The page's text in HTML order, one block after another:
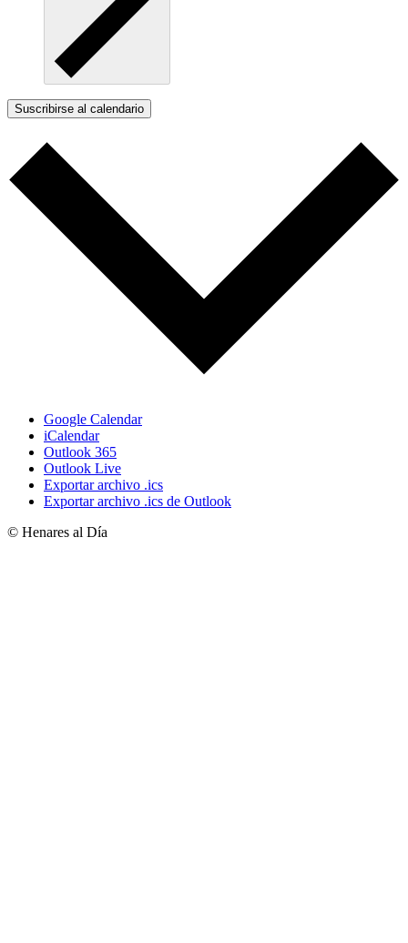
Suscribirse al calendario
Google Calendar
iCalendar
Outlook 365
Outlook Live
Exportar archivo .ics
Exportar archivo .ics de Outlook
© Henares al Día